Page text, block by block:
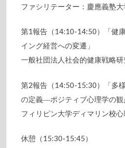
ファシリテーター：慶應義塾大
第1報告（14:10-14:50）「健
イング経営への変遷」
一般社団法人社会的健康戦略
第2報告（14:50-15:30）「多
の定義―ポジティブ心理学の観
フィリピン大学ディマリン校
休憩（15:30-15:45）